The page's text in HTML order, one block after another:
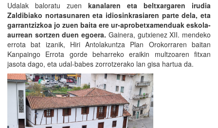
Udalak baloratu zuen kanalaren eta beltxargaren irudia
Zaldibiako nortasunaren eta idiosinkrasiaren parte dela, eta
garrantzizkoa jo zuen baita ere ur-aprobetxamenduak eskola-
aurrean sortzen duen egoera. Gainera, gutxienez XII. mendeko
errota bat izanik, Hiri Antolakuntza Plan Orokorraren baitan
Kanpaingo Errota gorde beharreko eraikin multzoaren fitxan
jasota dago, eta udal-babes zorrotzerako lan gisa hartua da.